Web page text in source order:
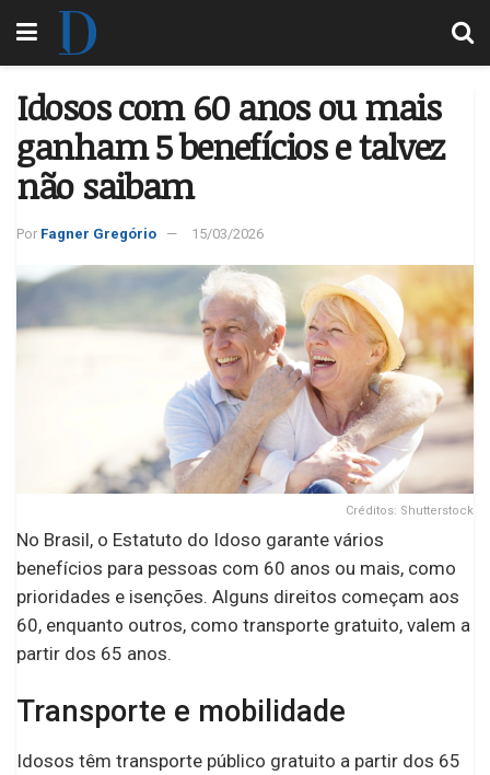
Idosos com 60 anos ou mais
ganham 5 benefícios e talvez
não saibam
Por Fagner Gregório 15/03/2026
Créditos: Shutterstock
No Brasil, o Estatuto do Idoso garante vários
benefícios para pessoas com 60 anos ou mais, como
prioridades e isenções. Alguns direitos começam aos
60, enquanto outros, como transporte gratuito, valem a
partir dos 65 anos.
Transporte e mobilidade
Idosos têm transporte público gratuito a partir dos 65